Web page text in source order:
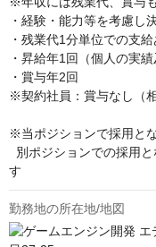
・経験・能力等を考慮し
・残業代1分単位での支給
・昇給年1回（個人の実
・賞与年2回
※契約社員：賞与なし（
※当ポジションで採用と
す
勤務地の所在地/地図